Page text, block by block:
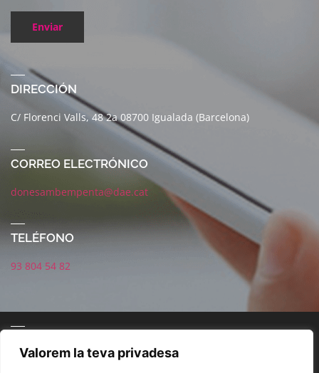
Valorem la teva privadesa
Enviar
DIRECCIÓN
C/ Florenci Valls, 48 2a 08700 Igualada (Barcelona)
CORREO ELECTRÓNICO
donesambempenta@dae.cat
TELÉFONO
93 804 54 82